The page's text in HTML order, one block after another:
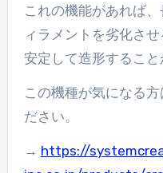
これの機能があれば
ィラメントを劣化させ
安定して造形すること
この機種が気になる
ださい。
→ https://